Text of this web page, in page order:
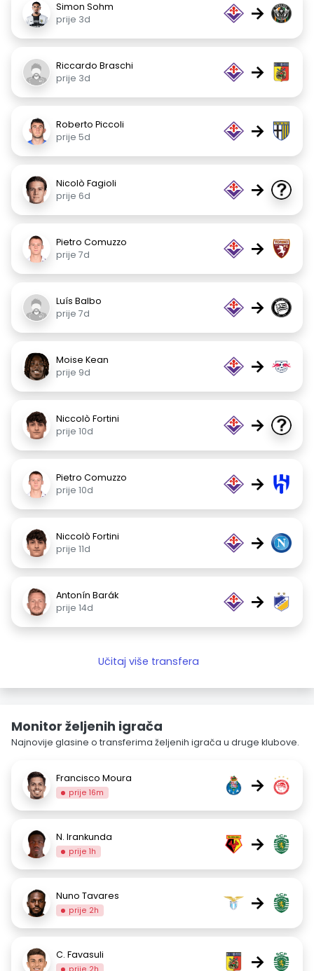
Simon Sohm
prije 3d
→
Riccardo Braschi
prije 3d
→
Roberto Piccoli
prije 5d
→
Nicolò Fagioli
prije 6d
→
Pietro Comuzzo
prije 7d
→
Luís Balbo
prije 7d
→
Moise Kean
prije 9d
→
Niccolò Fortini
prije 10d
→
Pietro Comuzzo
prije 10d
→
Niccolò Fortini
prije 11d
→
Antonín Barák
prije 14d
→
Učitaj više transfera
Monitor željenih igrača
Najnovije glasine o transferima željenih igrača u druge klubove.
Francisco Moura
prije 16m →
N. Irankunda
prije 1h →
Nuno Tavares
prije 2h →
C. Favasuli
prije 2h →